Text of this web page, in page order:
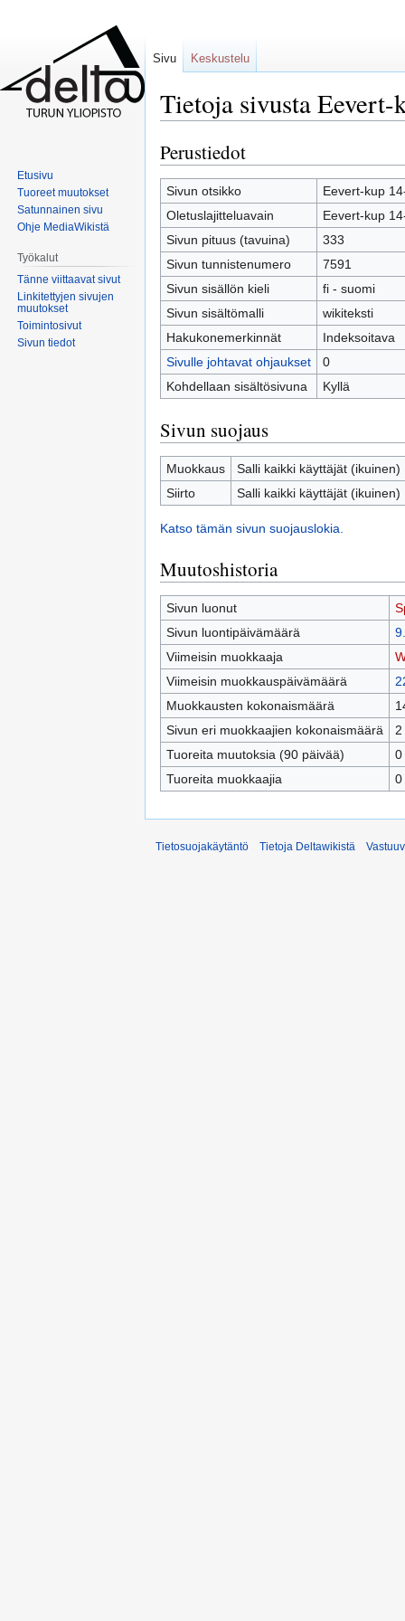
Tietoja sivusta Eevert-
Siirry
navigaatioon
Siirry
hakuun
Perustiedot
Sivun otsikko
Eevert-kup
Oletuslajitteluavain
Eevert-kup
Sivun pituus (tavuina)
333
Sivun tunnistenumero
7591
Sivun sisällön kieli
fi - suomi
Sivun sisältömalli
wikiteksti
Hakukonemerkinnät
Indeksoitava
Sivulle johtavat ohjaukset
0
Kohdellaan sisältösivuna
Kyllä
Sivun suojaus
Muokkaus
Salli kaikki käyttäjät (ikuinen)
Siirto
Salli kaikki käyttäjät (ikuinen)
Katso tämän sivun suojauslokia.
Muutoshistoria
Sivun luonut
Sivun luontipäivämäärä
Viimeisin muokkaaja
Viimeisin muokkauspäivämäärä
Muokkausten kokonaismäärä
Sivun eri muokkaajien kokonaismäärä
2
Tuoreita muutoksia (90 päivää)
0
Tuoreita muokkaajia
0
Sivu Keskustelu
Etusivu
Tuoreet muutokset
Satunnainen sivu
Ohje MediaWikistä
Työkalut
Tänne viittaavat sivut
Linkitettyjen sivujen
muutokset
Toimintosivut
Sivun tiedot
Tietosuojakäytäntö Tietoja Deltawikistä